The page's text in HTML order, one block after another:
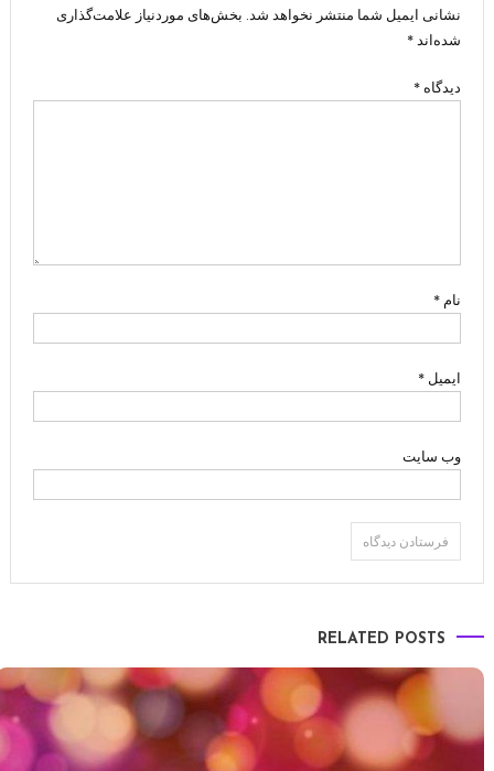
نشانی ایمیل شما منتشر نخواهد شد. بخش‌های موردنیاز علامت‌گذاری
شده‌اند*
دیدگاه *
نام*
ایمیل *
وب‌ سایت
RELATED POSTS